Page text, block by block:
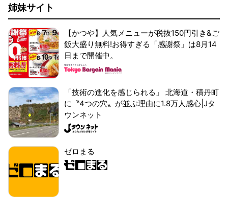
姉妹サイト
【かつや】人気メニューが税抜150円引き&ご
飯大盛り無料!お得すぎる「感謝祭」は8月14
日まで開催中。
「技術の進化を感じられる」 北海道・積丹町
に〝4つの穴〟が並ぶ理由に1.8万人感心|Jタ
ウンネット
ゼロまる